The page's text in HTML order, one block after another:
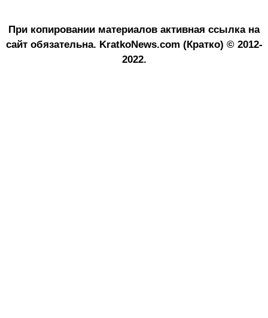
При копировании материалов активная ссылка на
сайт обязательна. KratkoNews.com (Кратко) © 2012-
2022.